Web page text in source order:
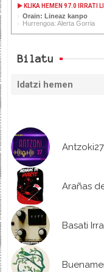
KLIKA HEMEN 97.0 IRRATI
Orain: Lineaz kanpo
Hurrengoa: Alerta Gorria
Bilatu
Antzoki27
Arañas
Basati